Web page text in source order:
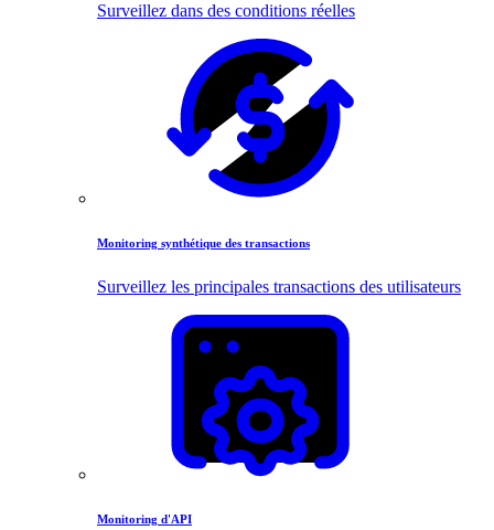
Surveillez dans des conditions réelles
Monitoring synthétique des transactions
Surveillez les principales transactions des utilisateurs
Monitoring d'API